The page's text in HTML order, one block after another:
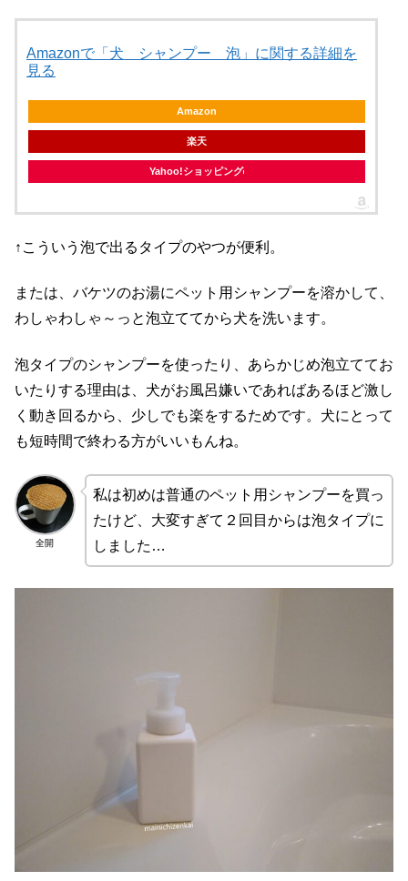
Amazonで「犬 シャンプー 泡」に関する詳細を
見る
Amazon
楽天
Yahoo!ショッピング
↑こういう泡で出るタイプのやつが便利。
または、バケツのお湯にペット用シャンプーを溶かして、
わしゃわしゃ～っと泡立ててから犬を洗います。
泡タイプのシャンプーを使ったり、あらかじめ泡立ててお
いたりする理由は、犬がお風呂嫌いであればあるほど激し
く動き回るから、少しでも楽をするためです。犬にとって
も短時間で終わる方がいいもんね。
全開
私は初めは普通のペット用シャンプーを買っ
たけど、大変すぎて２回目からは泡タイプに
しました…